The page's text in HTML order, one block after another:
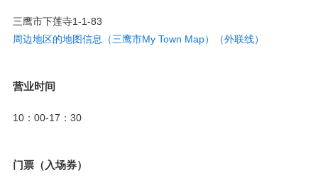
三鹰市下莲寺1-1-83
周边地区的地图信息（三鹰市My Town Map）（外联线）
营业时间
10：00-17：30
门票（入场券）